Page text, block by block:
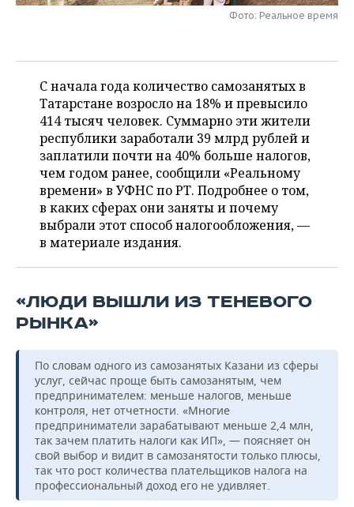
ОТКРЫТАЯ ЛЕКЦИЯ
БАСКЕТБОЛ
ВОЛЕЙБОЛ
КИБЕРСПОРТ
ФИГУРНОЕ КАТАНИЕ
ВОДНЫЕ ВИДЫ СПОРТА
ХОККЕЙ С МЯЧОМ
ИНФРАСТРУКТУРА
ИСТОРИЯ
КУЛЬТУРА
МЕДИЦИНА
ОБРАЗОВАНИЕ
ПРОИСШЕСТВИЯ
СПРАВОЧНИК
СПИСОК ПЕРСОН
СПИСОК КОМПАНИЙ
ПОЛНАЯ ВЕРСИЯ
Фото: Реальное время
С начала года количество самозанятых в
Татарстане возросло на 18% и превысило
414 тысяч человек. Суммарно эти жители
республики заработали 39 млрд рублей и
заплатили почти на 40% больше налогов,
чем годом ранее, сообщили «Реальному
времени» в УФНС по РТ. Подробнее о том,
в каких сферах они заняты и почему
выбрали этот способ налогообложения, —
в материале издания.
«ЛЮДИ ВЫШЛИ ИЗ ТЕНЕВОГО
РЫНКА»
По словам одного из самозанятых Казани из сферы
услуг, сейчас проще быть самозанятым, чем
предпринимателем: меньше налогов, меньше
контроля, нет отчетности. «Многие
предприниматели зарабатывают меньше 2,4 млн,
так зачем платить налоги как ИП», — поясняет он
свой выбор и видит в самозанятости только плюсы,
так что рост количества плательщиков налога на
профессиональный доход его не удивляет.